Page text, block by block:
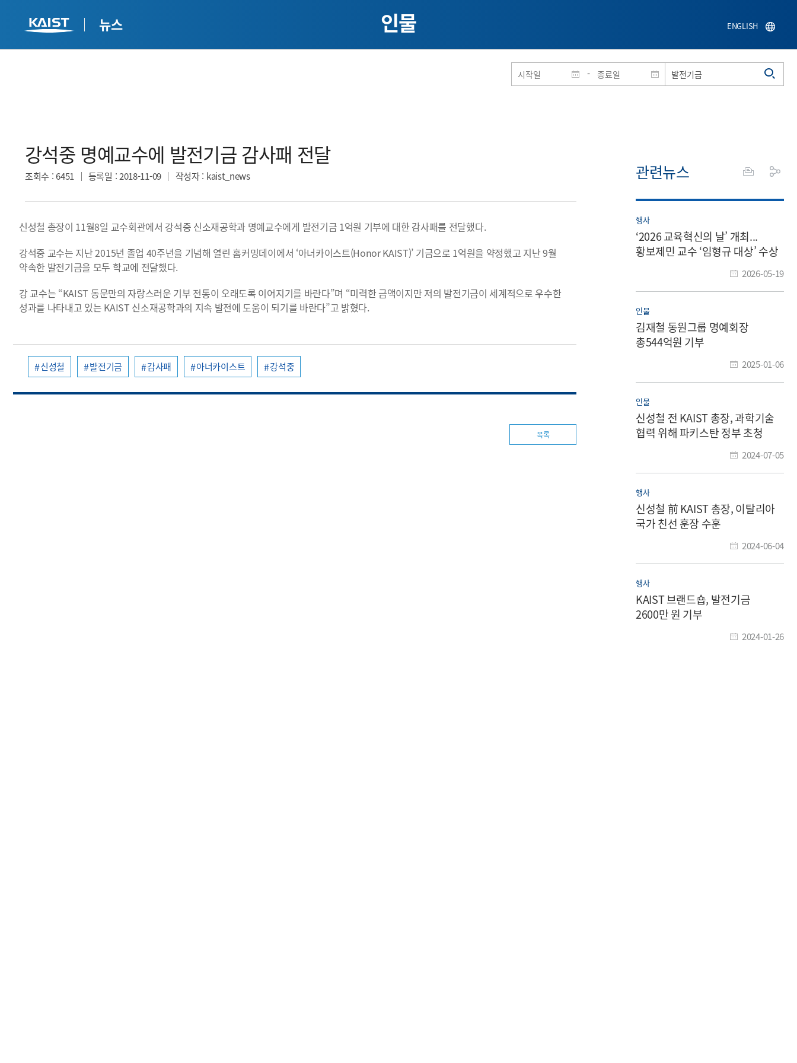
뉴스
홈페이지 통합검색
-
ENGLISH
인물
강석중 명예교수에 발전기금 감사패 전달​
조회수 : 6451 등록일 : 2018-11-09 작성자: kaist_news
신성철 총장이 11월8일 교수회관에서 강석중 신소재공학과 명예교수에게 발전기금 1억원 기부에 대한 감사패를 전달했다.
강석중 교수는 지난 2015년 졸업 40주년을 기념해 열린 홈커밍데이에서 ‘아너카이스트(Honor KAIST)’ 기금으로 1억원을 약정했고 지난 9월
약속한 발전기금을 모두 학교에 전달했다.
강 교수는 “KAIST 동문만의 자랑스러운 기부 전통이 오래도록 이어지기를 바란다”며 “미력한 금액이지만 저의 발전기금이 세계적으로 우수한
성과를 나타내고 있는 KAIST 신소재공학과의 지속 발전에 도움이 되기를 바란다”고 밝혔다.
신성철 발전기금 감사패 아너카이스트 강석중
목록
관련뉴스
행사
‘2026 교육혁신의 날’ 개최...
황보제민 교수 ‘임형규 대상’ 수상
2026-05-19
인물
김재철 동원그룹 명예회장
총544억원 기부
2025-01-06
인물
신성철 전 KAIST 총장, 과학기술
협력 위해 파키스탄 정부 초청
2024-07-05
행사
신성철 前 KAIST 총장, 이탈리아
국가 친선 훈장 수훈
2024-06-04
행사
KAIST 브랜드숍, 발전기금
2600만 원 기부
2024-01-26